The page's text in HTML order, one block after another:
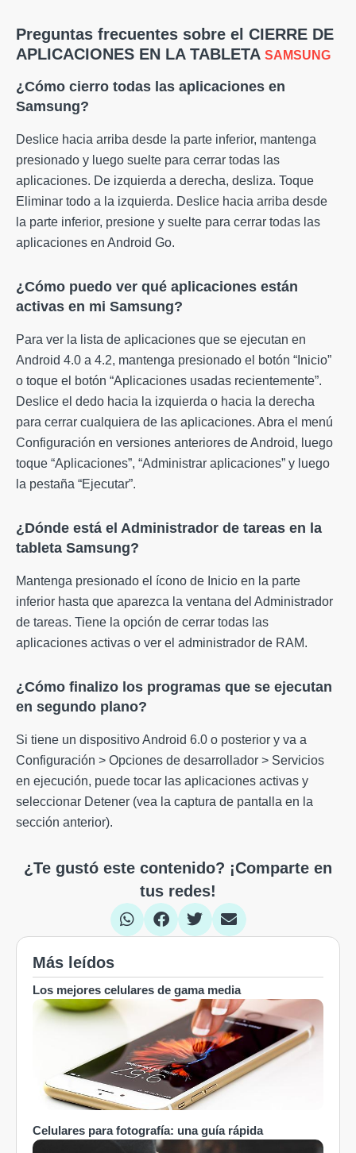
Preguntas frecuentes sobre el CIERRE DE
APLICACIONES EN LA TABLETA SAMSUNG
¿Cómo cierro todas las aplicaciones en
Samsung?
Deslice hacia arriba desde la parte inferior, mantenga
presionado y luego suelte para cerrar todas las
aplicaciones. De izquierda a derecha, desliza. Toque
Eliminar todo a la izquierda. Deslice hacia arriba desde
la parte inferior, presione y suelte para cerrar todas las
aplicaciones en Android Go.
¿Cómo puedo ver qué aplicaciones están
activas en mi Samsung?
Para ver la lista de aplicaciones que se ejecutan en
Android 4.0 a 4.2, mantenga presionado el botón “Inicio”
o toque el botón “Aplicaciones usadas recientemente”.
Deslice el dedo hacia la izquierda o hacia la derecha
para cerrar cualquiera de las aplicaciones. Abra el menú
Configuración en versiones anteriores de Android, luego
toque “Aplicaciones”, “Administrar aplicaciones” y luego
la pestaña “Ejecutar”.
¿Dónde está el Administrador de tareas en la
tableta Samsung?
Mantenga presionado el ícono de Inicio en la parte
inferior hasta que aparezca la ventana del Administrador
de tareas. Tiene la opción de cerrar todas las
aplicaciones activas o ver el administrador de RAM.
¿Cómo finalizo los programas que se ejecutan
en segundo plano?
Si tiene un dispositivo Android 6.0 o posterior y va a
Configuración > Opciones de desarrollador > Servicios
en ejecución, puede tocar las aplicaciones activas y
seleccionar Detener (vea la captura de pantalla en la
sección anterior).
¿Te gustó este contenido? ¡Comparte en
tus redes!
Más leídos
Los mejores celulares de gama media
Celulares para fotografía: una guía rápida